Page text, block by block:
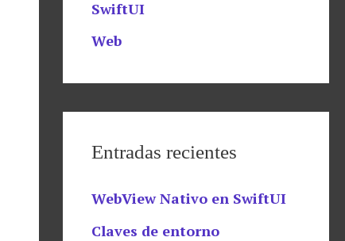
SwiftUI
Web
Entradas recientes
WebView Nativo en SwiftUI
Claves de entorno